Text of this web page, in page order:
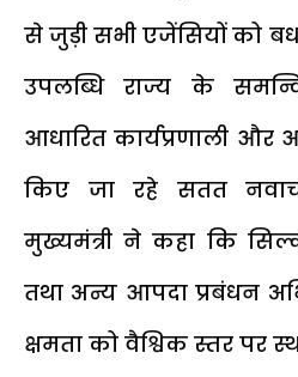
से जुड़ी सभी एजेंसियों को
उपलब्धि राज्य के
आधारित कार्यप्रणाली और
किए जा रहे सतत
मुख्यमंत्री ने कहा कि
तथा अन्य आपदा प्रबंधन
क्षमता को वैश्विक स्तर पर